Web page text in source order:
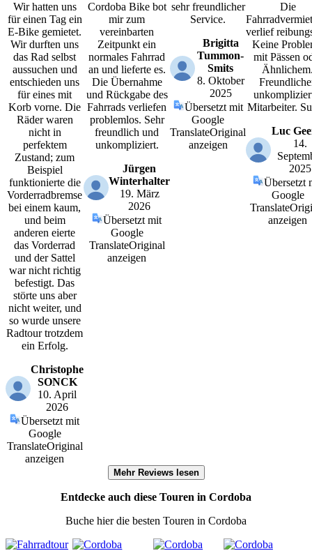
Wir hatten uns
für einen Tag ein
E-Bike gemietet.
Wir durften uns
das Rad selbst
aussuchen und
entschieden uns
für eines mit
Korb vorne. Die
Räder waren
nicht in
perfektem
Zustand; zum
Beispiel
funktionierte die
Vorderradbremse
bei einem kaum,
und beim
anderen eierte
das Vorderrad
und der Sattel
war nicht richtig
befestigt. Das
störte uns aber
nicht weiter, und
so wurde unsere
Radtour trotzdem
ein Erfolg.
Christophe
SONCK
10. April
2026
Übersetzt mit
Google
TranslateOriginal
anzeigen
Cordoba Bike bot
mir zum
vereinbarten
Zeitpunkt ein
normales Fahrrad
an und lieferte es.
Die Übernahme
und Rückgabe des
Fahrrads verliefen
problemlos. Sehr
freundlich und
unkompliziert.
Jürgen
Winterhalter
19. März
2026
Übersetzt mit
Google
TranslateOriginal
anzeigen
sehr freundlicher
Service.
Brigitta
Tummon-
Smits
8. Oktober
2025
Übersetzt mit
Google
TranslateOriginal
anzeigen
Die
verlief
Keine
mit Pässen
Mitarbeiter.
Luc
14.
2025
Übersetzt
Google
Translate
anzeigen
Mehr Reviews lesen
Entdecke auch diese Touren in Cordoba
Buche hier die besten Touren in Cordoba